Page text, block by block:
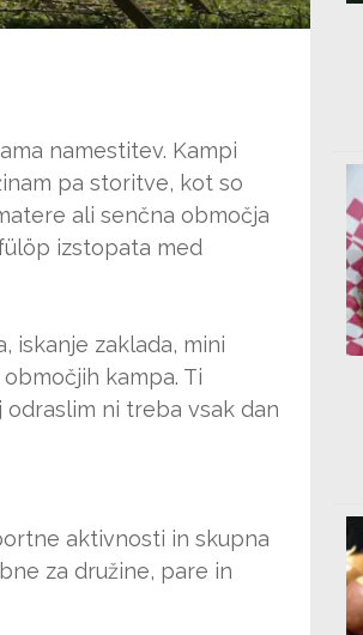
namestitev. Kampi
pa storitve, kot so
ali senčna območja
izstopata med
iskanje zaklada, mini
kampa. Ti
ni treba vsak dan
aktivnosti in skupna
za družine, pare in